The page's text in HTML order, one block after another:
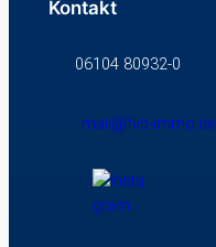
Kontakt
06104 80932-0
mail@fvb-immo.de